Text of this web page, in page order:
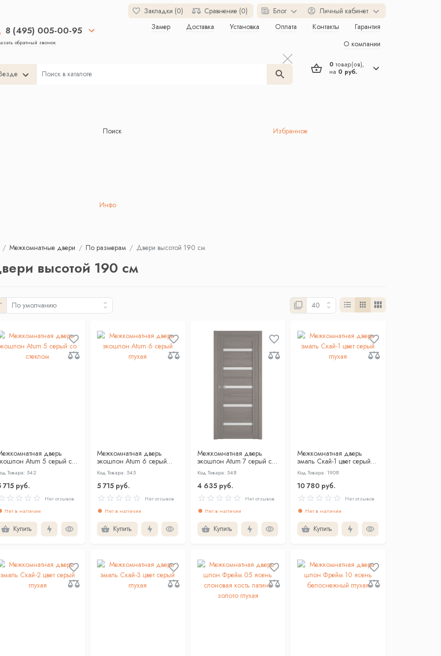
Закладки (0) Сравнение (0) Блог Личный кабинет
8 (495) 005-00-95
обратный звонок
Замер Доставка Установка Оплата Контакты
Гарантия
О компании
0 товар(ов),
на 0 руб.
Поиск Избранное
Инфо
Межкомнатные двери По размерам Двери высотой 190 см
высотой 190 см
дверь
Atum 5 серый со
Товара: 542
715 руб.
Нет отзывов
Нет в наличии
Купить
Межкомнатная дверь
экошпон Atum 6 серый
глухая
Код Товара: 545
5 715 руб.
Нет отзывов
Нет в наличии
Купить
Межкомнатная дверь
экошпон Atum 7 серый со
стеклом
Код Товара: 548
4 635 руб.
Нет отзывов
Нет в наличии
Купить
Межкомнатная дверь
эмаль Скай-1 цвет серый
глухая
Код Товара: 1908
10 780 руб.
Нет отзывов
Нет в наличии
Купить